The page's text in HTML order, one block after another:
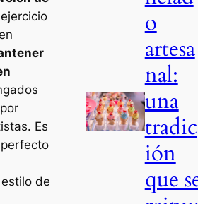
Es
de
o
artesa
nal:
una
tradic
ión
que